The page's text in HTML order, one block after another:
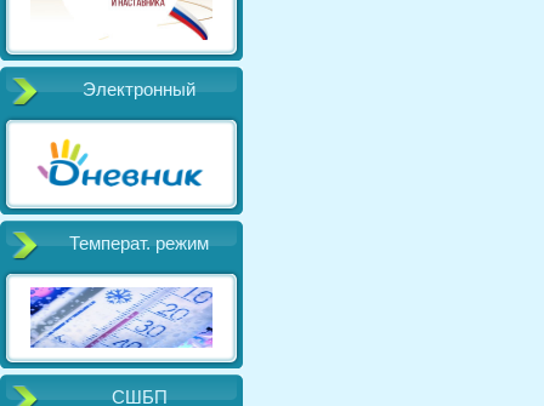
Электронный
Температ. режим
СШБП